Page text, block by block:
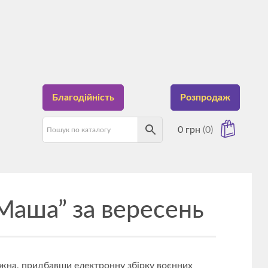
Благодійність Розпродаж
0 грн (0)
товарів у кошику.за вересень
придбавши електронну збірку воєнних